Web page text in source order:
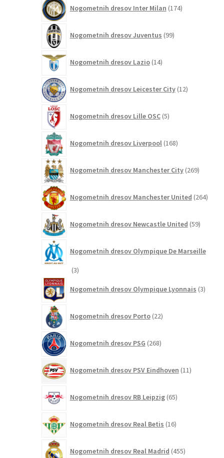
Nogometnih dresov Inter Milan 174izdelkov
Nogometnih dresov Juventus 99izdelkov
Nogometnih dresov Lazio 14izdelkov
Nogometnih dresov Leicester City 12izdelkov
Nogometnih dresov Lille OSC 5izdelkov
Nogometnih dresov Liverpool 168izdelkov
Nogometnih dresov Manchester City 269izdelkov
Nogometnih dresov Manchester United 264
Nogometnih dresov Newcastle United 59izdelkov
Nogometnih dresov Olympique De Marseille
33
Nogometnih dresov Olympique Lyonnais 3izdelki
Nogometnih dresov Porto 22izdelkov
Nogometnih dresov PSG 268izdelkov
Nogometnih dresov PSV Eindhoven 11izdelkov
Nogometnih dresov RB Leipzig 65izdelkov
Nogometnih dresov Real Betis 16izdelkov
Nogometnih dresov Real Madrid 455izdelkov